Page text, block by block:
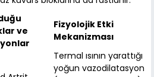
ve
Fizyolojik Etki
Mekanizması
Termal ısının yarattığı
yoğun vazodilatasyon